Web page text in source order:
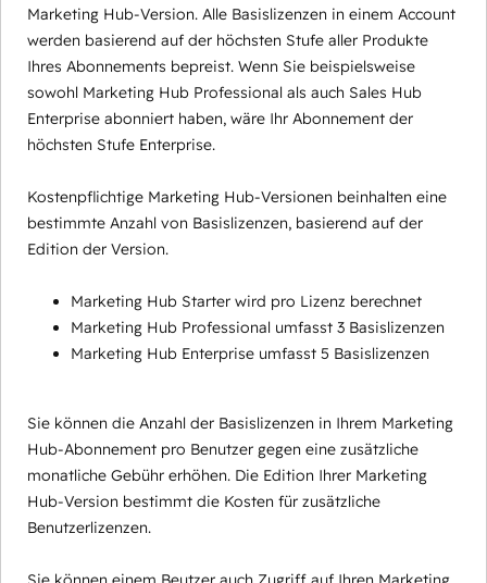
Marketing Hub-Version. Alle Basislizenzen in einem Account
werden basierend auf der höchsten Stufe aller Produkte
Ihres Abonnements bepreist. Wenn Sie beispielsweise
sowohl Marketing Hub Professional als auch Sales Hub
Enterprise abonniert haben, wäre Ihr Abonnement der
höchsten Stufe Enterprise.
Kostenpflichtige Marketing Hub-Versionen beinhalten eine
bestimmte Anzahl von Basislizenzen, basierend auf der
Edition der Version.
Marketing Hub Starter wird pro Lizenz berechnet
Marketing Hub Professional umfasst 3 Basislizenzen
Marketing Hub Enterprise umfasst 5 Basislizenzen
Sie können die Anzahl der Basislizenzen in Ihrem Marketing
Hub-Abonnement pro Benutzer gegen eine zusätzliche
monatliche Gebühr erhöhen. Die Edition Ihrer Marketing
Hub-Version bestimmt die Kosten für zusätzliche
Benutzerlizenzen.